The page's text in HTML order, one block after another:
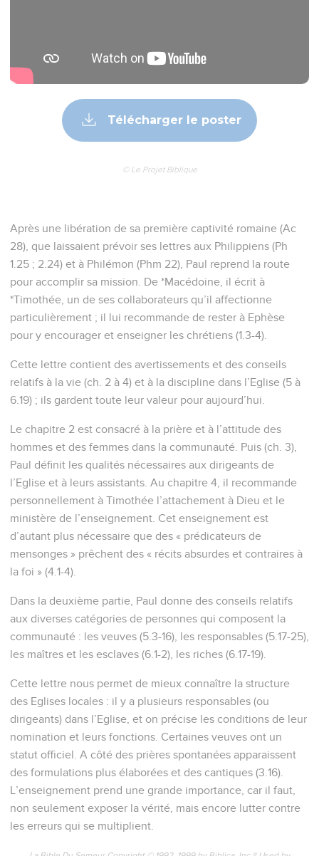
Télécharger le poster
© Le Projet Biblique
Après une libération de sa première captivité romaine (Ac
28), que laissaient prévoir ses lettres aux Philippiens (Ph
1.25 ; 2.24) et à Philémon (Phm 22), Paul reprend la route
pour accomplir sa mission. De *Macédoine, il écrit à
*Timothée, un de ses collaborateurs qu’il affectionne
particulièrement ; il lui recommande de rester à Ephèse
pour y encourager et enseigner les chrétiens (1.3-4).
Cette lettre contient des avertissements et des conseils
relatifs à la vie (ch. 2 à 4) et à la discipline dans l’Eglise (5 à
6.19) ; ils gardent toute leur valeur pour aujourd’hui.
Le chapitre 2 est consacré à la prière et à l’attitude des
hommes et des femmes dans la communauté. Puis (ch. 3),
Paul définit les qualités nécessaires aux dirigeants de
l’Eglise et à leurs assistants. Au chapitre 4, il recommande
personnellement à Timothée l’attachement à Dieu et le
ministère de l’enseignement. Cet enseignement est
d’autant plus nécessaire que des « prédicateurs de
mensonges » prêchent des « récits absurdes et contraires à
la foi » (4.1-4).
Dans la deuxième partie, Paul donne des conseils relatifs
aux diverses catégories de personnes qui composent la
communauté : les veuves (5.3-16), les responsables (5.17-25),
les maîtres et les esclaves (6.1-2), les riches (6.17-19).
Cette lettre nous permet de mieux connaître la structure
des Eglises locales : il y a plusieurs responsables (ou
dirigeants) dans l’Eglise, et on précise les conditions de leur
nomination et leurs fonctions. Certaines veuves ont un
statut officiel. A côté des prières spontanées apparaissent
des formulations plus élaborées et des cantiques (3.16).
L’enseignement prend une grande importance, car il faut,
non seulement exposer la vérité, mais encore lutter contre
les erreurs qui se multiplient.